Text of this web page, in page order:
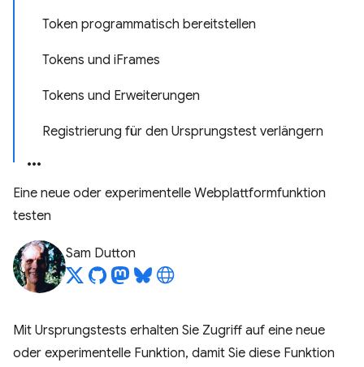
Token programmatisch bereitstellen
Tokens und iFrames
Tokens und Erweiterungen
Registrierung für den Ursprungstest verlängern
Eine neue oder experimentelle Webplattformfunktion
testen
Sam Dutton
Mit Ursprungstests erhalten Sie Zugriff auf eine neue
oder experimentelle Funktion, damit Sie diese Funktion